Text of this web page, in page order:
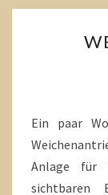
Ein paar
Anlage für
sichtbaren